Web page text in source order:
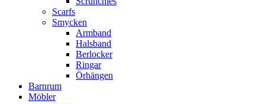
Scarfs
Smycken
Armband
Halsband
Berlocker
Ringar
Örhängen
Barnrum
Möbler